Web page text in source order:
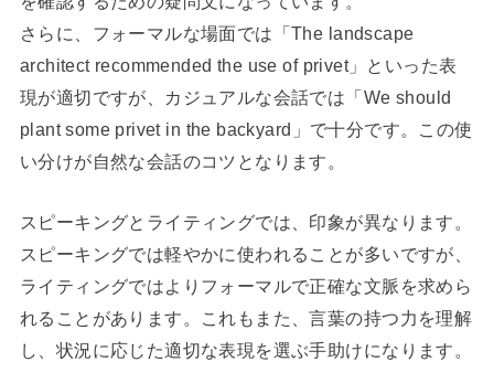
さらに、フォーマルな場面では「The landscape
architect recommended the use of privet」といった表
現が適切ですが、カジュアルな会話では「We should
plant some privet in the backyard」で十分です。この使
い分けが自然な会話のコツとなります。
スピーキングとライティングでは、印象が異なります。
スピーキングでは軽やかに使われることが多いですが、
ライティングではよりフォーマルで正確な文脈を求めら
れることがあります。これもまた、言葉の持つ力を理解
し、状況に応じた適切な表現を選ぶ手助けになります。